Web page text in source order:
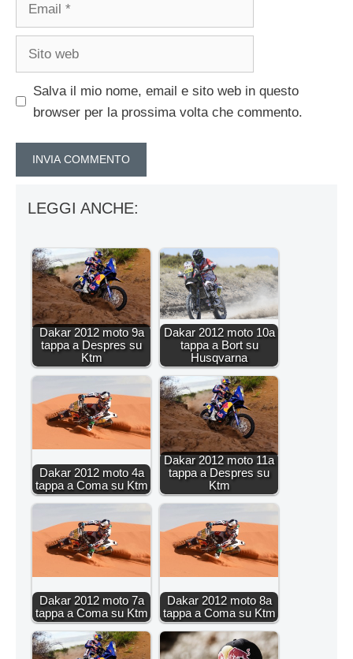
Salva il mio nome, email e sito web in questo
browser per la prossima volta che commento.
LEGGI ANCHE:
Dakar 2012 moto 9a
tappa a Despres su
Ktm
Dakar 2012 moto 10a
tappa a Bort su
Husqvarna
Dakar 2012 moto 4a
tappa a Coma su Ktm
Dakar 2012 moto 11a
tappa a Despres su
Ktm
Dakar 2012 moto 7a
tappa a Coma su Ktm
Dakar 2012 moto 8a
tappa a Coma su Ktm